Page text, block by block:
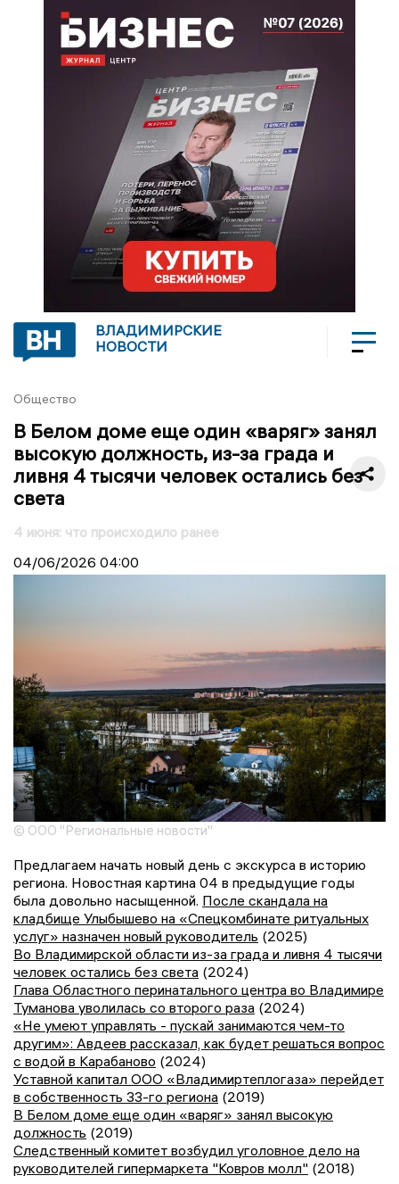
ВЛАДИМИРСКИЕ
НОВОСТИ
Общество
В Белом доме еще один «варяг» занял
высокую должность, из-за града и
ливня 4 тысячи человек остались без
света
4 июня: что происходило ранее
04/06/2026 04:00
© ООО "Региональные новости"
Предлагаем начать новый день с экскурса в историю
региона. Новостная картина 04 в предыдущие годы
была довольно насыщенной. После скандала на
кладбище Улыбышево на «Спецкомбинате ритуальных
услуг» назначен новый руководитель (2025)
Во Владимирской области из-за града и ливня 4 тысячи
человек остались без света (2024)
Глава Областного перинатального центра во Владимире
Туманова уволилась со второго раза (2024)
«Не умеют управлять - пускай занимаются чем-то
другим»: Авдеев рассказал, как будет решаться вопрос
с водой в Карабаново (2024)
Уставной капитал ООО «Владимиртеплогаза» перейдет
в собственность 33-го региона (2019)
В Белом доме еще один «варяг» занял высокую
должность (2019)
Следственный комитет возбудил уголовное дело на
руководителей гипермаркета "Ковров молл" (2018)